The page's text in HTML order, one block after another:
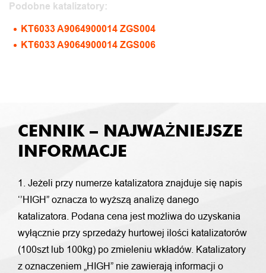
Podobne katalizatory:
KT6033 A9064900014 ZGS004
KT6033 A9064900014 ZGS006
CENNIK – NAJWAŻNIEJSZE
INFORMACJE
1. Jeżeli przy numerze katalizatora znajduje się napis
‘’HIGH” oznacza to wyższą analizę danego
katalizatora. Podana cena jest możliwa do uzyskania
wyłącznie przy sprzedaży hurtowej ilości katalizatorów
(100szt lub 100kg) po zmieleniu wkładów. Katalizatory
z oznaczeniem „HIGH” nie zawierają informacji o